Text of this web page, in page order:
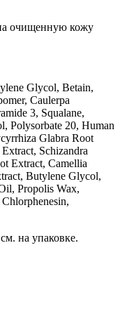
очищенную кожу
Glycol, Betain,
Caulerpa
3, Squalane,
Polysorbate 20, Human
Glabra Root
Schizandra
Extract, Camellia
Butylene Glycol,
Propolis Wax,
см. на упаковке.